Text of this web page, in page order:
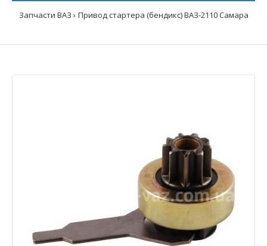
Запчасти ВАЗ Привод стартера (бендикс) ВАЗ-2110 Самара